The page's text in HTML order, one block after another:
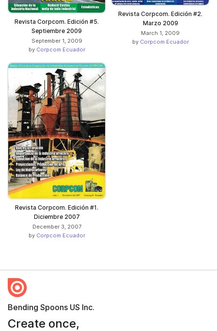
Revista Corpcom. Edición #5.
Septiembre 2009
September 1, 2009
by Corpcom Ecuador
Revista Corpcom. Edición #2.
Marzo 2009
March 1, 2009
by Corpcom Ecuador
Revista Corpcom. Edición #1.
Diciembre 2007
December 3, 2007
by Corpcom Ecuador
Bending Spoons US Inc.
Create once,